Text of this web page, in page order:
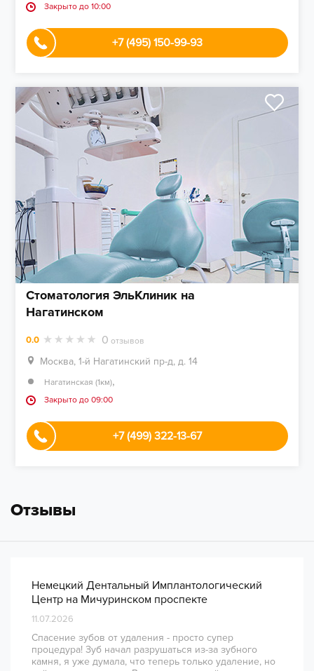
Закрыто до 10:00
+7 (495) 150-99-93
Стоматология ЭльКлиник на
Нагатинском
0.0 0 отзывов
Москва, 1-й Нагатинский пр-д, д. 14
Нагатинская (1км),
Закрыто до 09:00
+7 (499) 322-13-67
Отзывы
Немецкий Дентальный Имплантологический
Центр на Мичуринском проспекте
11.07.2026
Спасение зубов от удаления - просто супер
процедура! Зуб начал разрушаться из-за зубного
камня, я уже думала, что теперь только удаление, но